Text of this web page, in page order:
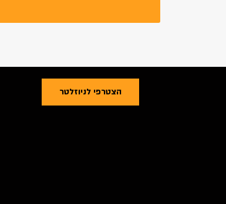
הצטרפי לניוזלטר